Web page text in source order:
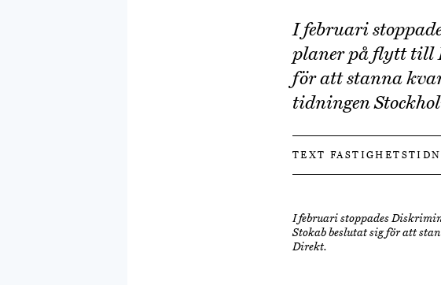
I februari
planer på flytt till
för att stanna
tidningen
TEXT
I februari stoppades
Stokab beslutat sig för att
Direkt.